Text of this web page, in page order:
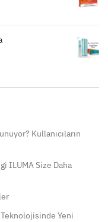
Kullanıcıların
ILUMA Size Daha
Teknolojisinde Yeni